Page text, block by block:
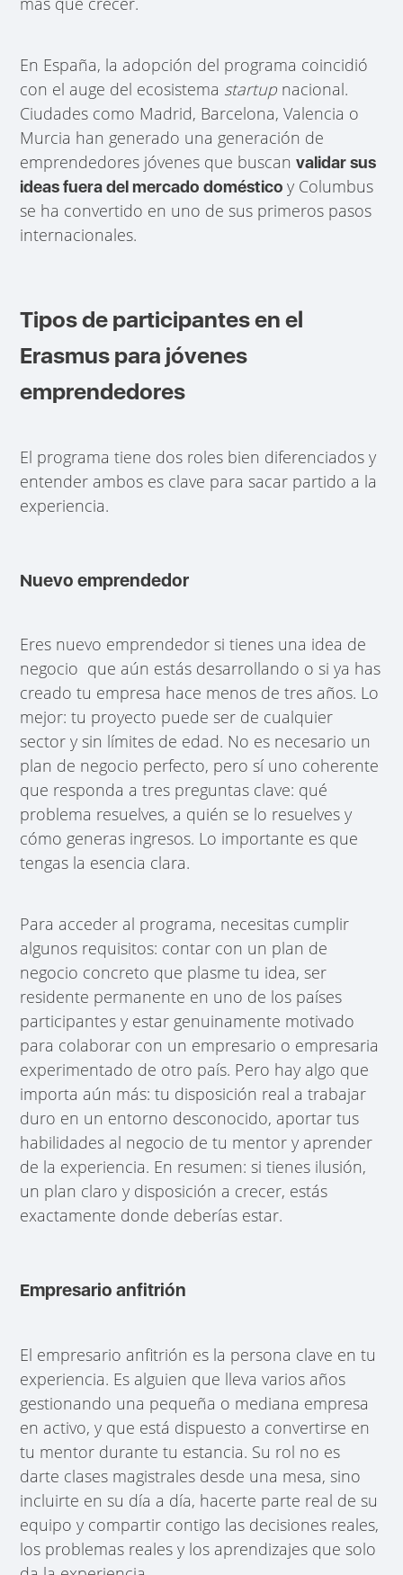
En España, la adopción del programa coincidió
con el auge del ecosistema startup nacional.
Ciudades como Madrid, Barcelona, Valencia o
Murcia han generado una generación de
emprendedores jóvenes que buscanvalidar sus
ideas fuera del mercado domésticoy Columbus
se ha convertido en uno de sus primeros pasos
internacionales.
Tipos de participantes en el
Erasmus para jóvenes
emprendedores
El programa tiene dos roles bien diferenciados y
entender ambos es clave para sacar partido a la
experiencia.
Nuevo emprendedor
Eres nuevo emprendedor si tienes una idea de
negocio que aún estás desarrollando o si ya has
creado tu empresa hace menos de tres años. Lo
mejor: tu proyecto puede ser de cualquier
sector y sin límites de edad. No es necesario un
plan de negocio perfecto, pero sí uno coherente
que responda a tres preguntas clave: qué
problema resuelves, a quién se lo resuelves y
cómo generas ingresos. Lo importante es que
tengas la esencia clara.
Para acceder al programa, necesitas cumplir
algunos requisitos: contar con un plan de
negocio concreto que plasme tu idea, ser
residente permanente en uno de los países
participantes y estar genuinamente motivado
para colaborar con un empresario o empresaria
experimentado de otro país. Pero hay algo que
importa aún más: tu disposición real a trabajar
duro en un entorno desconocido, aportar tus
habilidades al negocio de tu mentor y aprender
de la experiencia. En resumen: si tienes ilusión,
un plan claro y disposición a crecer, estás
exactamente donde deberías estar.
Empresario anfitrión
El empresario anfitrión es la persona clave en tu
experiencia. Es alguien que lleva varios años
gestionando una pequeña o mediana empresa
en activo, y que está dispuesto a convertirse en
tu mentor durante tu estancia. Su rol no es
darte clases magistrales desde una mesa, sino
incluirte en su día a día, hacerte parte real de su
equipo y compartir contigo las decisiones reales,
los problemas reales y los aprendizajes que solo